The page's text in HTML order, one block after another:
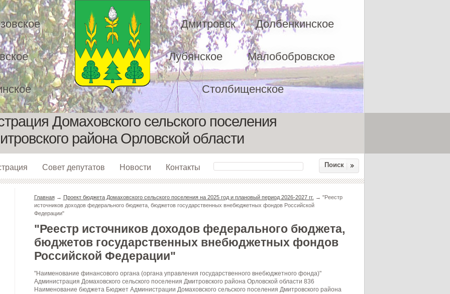
Дмитровск Долбенкинское
Лубянское Малобобровское
Столбищенское
Совет депутатов Новости Контакты
Домаховского сельского поселения
района Орловской области
Поиск
Главная→ Проект бюджета Домаховского сельского поселения на 2025 год и плановый период 2026-2027 гг. → "Реестр
источников доходов федерального бюджета, бюджетов государственных внебюджетных фондов Российской
Федерации"
"Реестр источников доходов федерального бюджета,
бюджетов государственных внебюджетных фондов
Российской Федерации"
"Наименование финансового органа (органа управления государственного внебюджетного фонда)" Администрация Домаховского сельского поселения Дмитровского района Орловской области 836 Наименование бюджета Бюджет Администрации Домаховского сельского поселения Дмитровского района Орловской области 54612416 Единица измерения: тыс. руб. "Номер реестровой записи" Наименование группы источников доходов бюджетов/наименование источника дохода бюджета Классификация доходов бюджетов Наименование главного администратора доходов бюджета Код строки Прогноз доходов "Кассовые поступления в текущем финансовом году (по состоянию на" Оценка исполнения Прогноз доходов бюджета код наименование бюджета на 2024 20 24 г. на 20 25 г. на 20 26 на 20 27 г. "(текущий финансовый год)" "(текущий финансовый год)" " 01.11 " 24 (очередной финансовый год) (первый год планового периода) (второй год планового периода) 1 2 3 4 5 6 7 8 9 10 11 12 НАЛОГОВЫЕ И НЕНАЛОГОВЫЕ ДОХОДЫ 000 1 00 00000 00 0000 000 010 1139 1049,3 1139 938,2 962,8 992,2 НАЛОГИ НА ПРИБЫЛЬ, ДОХОДЫ 000 1 01 00000 00 0000 000 НАЛОГИ НА ПРИБЫЛЬ, ДОХОДЫ Управление ФНС России по Орловской области 010 304 257,7 304 325,2 343,8 367,2 Налог на доходы физических лиц 000 1 01 02000 01 0000 110 Налог на доходы физических лиц Управление ФНС России по Орловской области 010 304 257,7 304 325,2 343,8 367,2 Налог на доходы физических лиц 000 1 01 02010 01 0000 110 Налог на доходы физических лиц с доходов, источником которых является налоговый агент, за исключением доходов, в отношении которых исчисление и уплата налога осуществляются в соответствии со статьями 227, 227.1 и 228 Налогового кодекса Российской Федерации Управление ФНС России по Орловской области 010 304 257,7 304 325,2 343,8 367,2 НАЛОГИ НА ИМУЩЕСТВО 000 1 06 00000 00 0000 000 Налог на имущество Управление ФНС России по Орловской области 010 835 791,6 835 613 619 625 Налог на имущество физических лиц 000 1 06 01000 00 0000 110 Налог на имущество физических лиц Управление ФНС России по Орловской области 010 57 16,9 57 57 57 57 Налог на имущество физических лиц 000 1 06 01030 10 0000 110 Налог на имущество физических лиц, взимаемый по ставкам, применяемым к объектам налогообложения, расположенным в границах сельских поселений Управление ФНС России по Орловской области 010 57 16,9 57 57 57 57 Земельный налог 000 1 06 06000 00 0000 110 Земельный налог Управление ФНС России по Орловской области 010 778 774,7 778 556 562 568 Земельный налог с организаций 000 1 06 06030 00 0000 110 Земельный налог с организаций Управление ФНС России по Орловской области 010 698 697,5 698 384 388 392 Земельный налог с организаций 000 1 06 06033 10 0000 110 Земельный налог с организаций, обладающих земельным участком, расположенным в границах сельских поселений Управление ФНС России по Орловской области 010 698 697,5 698 384 388 392 Земельный налог с физических лиц 000 1 06 06040 00 0000 110 Земельный налог с физических лиц Управление ФНС России по Орловской области 010 80 77,2 80 172 174 176 Земельный налог с физических лиц 000 1 06 06043 10 0000 110 Земельный налог с физических лиц, обладающих земельным участком, расположенным в границах сельских поселений Управление ФНС России по Орловской области 010 80 77,2 80 172 174 176 Доходы от использования имущества 000 1 11 00000 00 0000 000 Доходы от использования имущества, находящегося в государственной и муниципальной собственности Администрация Домаховского сельского поселения Дмитровского района Орловской области 010 0 0 0 0 0 0 Доходы от использования имущества 000 1 11 05035 10 0000 120 Доходы от сдачи в аренду имущества Администрация Домаховского сельского поселения Дмитровского района Орловской области 010 0 0 0 0 0 0 БЕЗВОЗМЕЗДНЫЕ ПОСТУПЛЕНИЯ 000 2 00 00000 00 0000 000 010 2292,7 2247,7 2292,7 121,3 132,7 132,7 БЕЗВОЗМЕЗДНЫЕ ПОСТУПЛЕНИЯ ОТ ДРУГИХ БЮДЖЕТОВ БЮДЖЕТНОЙ СИСТЕМЫ РОССИЙСКОЙ ФЕДЕРАЦИИ 000 2 02 00000 00 0000 000 БЕЗВОЗМЕЗДНЫЕ ПОСТУПЛЕНИЯ ОТ ДРУГИХ БЮДЖЕТОВ БЮДЖЕТНОЙ СИСТЕМЫ РОССИЙСКОЙ ФЕДЕРАЦИИ Администрация Домаховского сельского поселения Дмитровского района Орловской области 010 2344,1 2299,1 2344,1 121,3 132,7 132,7 Дотации бюджетам бюджетной системы Российской Федерации 000 2 02 10000 00 0000 150 Дотации бюджетам бюджетной системы Российской Федерации Администрация Домаховского сельского поселения Дмитровского района Орловской области 010 0,0 0,0 0,0 0,0 0,0 0,0 Дотации бюджетам бюджетной системы Российской Федерации 000 2 02 16001 00 0000 150 Дотации на выравнивание бюджетной обеспеченности Администрация Домаховского сельского поселения Дмитровского района Орловской области 010 0 0 0 0 0 0 Дотации бюджетам бюджетной системы Российской Федерации 000 2 02 16001 10 0000 150 Дотации бюджетам сельских поселений на выравнивание бюджетной обеспеченности Администрация Домаховского сельского поселения Дмитровского района Орловской области 010 0 0 0 0 0 0 Дотации бюджетам бюджетной системы Российской Федерации 000 2 02 15002 10 0000 150 Дотации бюджетам сельских поселений на поддержку мер по обеспечению сбалансированности бюджетов Администрация Домаховского сельского поселения Дмитровского района Орловской области 010 0,0 0,0 0,0 0,0 0,0 0,0 Субвенции бюджетам бюджетной системы Российской Федерации 000 2 02 30000 00 0000 150 Субвенции бюджетам бюджетной системы Российской Федерации Администрация Домаховского сельского поселения Дмитровского района Орловской области 010 110,2 110,2 110,2 121,3 132,7 132,7 Субвенции бюджетам бюджетной системы Российской Федерации 000 2 02 35118 00 0000 150 Субвенции бюджетам на осуществление первичного воинского учета на территориях, где отсутствуют военные комиссариаты Администрация Домаховского сельского поселения Дмитровского района Орловской